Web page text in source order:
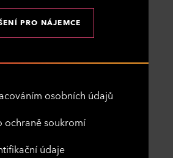
PRO NÁJEMCE
osobních údajů
ochraně soukromí
údaje